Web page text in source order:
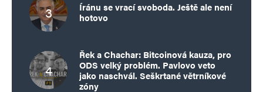
Íránu se vrací svoboda. Ještě ale není
hotovo
Řek a Chachar: Bitcoinová kauza, pro
ODS velký problém. Pavlovo veto
jako naschvál. Seškrtané větrníkové
zóny